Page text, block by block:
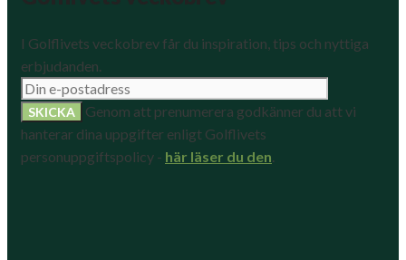
I Golflivets veckobrev får du inspiration, tips och nyttiga
erbjudanden.
Genom att prenumerera godkänner du att vi
hanterar dina uppgifter enligt Golflivets
personuppgiftspolicy - här läser du den.